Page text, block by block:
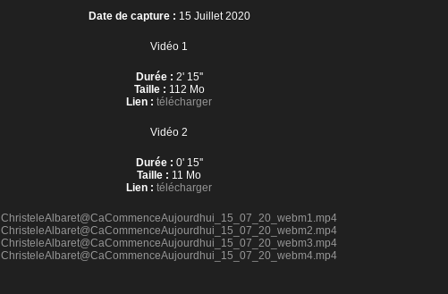
Date de capture : 15 Juillet 2020
Vidéo 1
Durée : 2' 15''
Taille : 112 Mo
Lien : télécharger
Vidéo 2
Durée : 0' 15''
Taille : 11 Mo
Lien : télécharger
ChristeleAlbaret@CaCommenceAujourdhui_15_07_20_webm1.mp4
ChristeleAlbaret@CaCommenceAujourdhui_15_07_20_webm2.mp4
ChristeleAlbaret@CaCommenceAujourdhui_15_07_20_webm3.mp4
ChristeleAlbaret@CaCommenceAujourdhui_15_07_20_webm4.mp4